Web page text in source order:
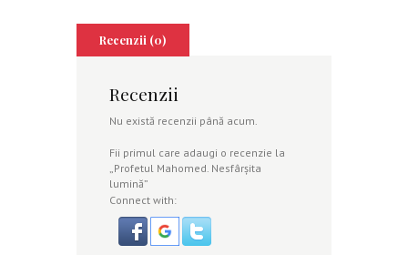
Recenzii (0)
Recenzii
Nu există recenzii până acum.
Fii primul care adaugi o recenzie la
„Profetul Mahomed. Nesfârșita
lumină”
Connect with: